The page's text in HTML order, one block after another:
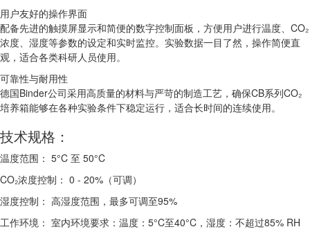
用户友好的操作界面
配备先进的触摸屏显示和简便的数字控制面板，方便用户进行温度、CO₂
浓度、湿度等参数的设定和实时监控。实验数据一目了然，操作简便直
观，适合各类科研人员使用。
可靠性与耐用性
德国Binder公司采用高质量的材料与严苛的制造工艺，确保CB系列CO₂
培养箱能够在各种实验条件下稳定运行，适合长时间的连续使用。
技术规格：
温度范围： 5°C 至 50°C
CO₂浓度控制： 0 - 20%（可调）
湿度控制： 高湿度范围，最多可调至95%
工作环境： 室内环境要求：温度：5°C至40°C，湿度：不超过85% RH